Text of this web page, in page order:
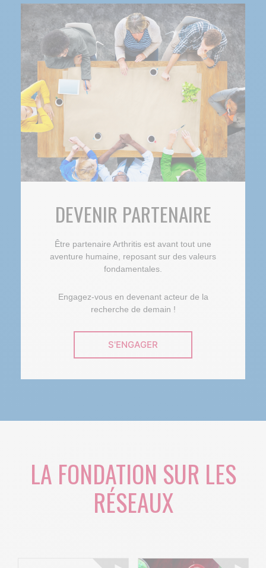
DEVENIR PARTENAIRE
Être partenaire Arthritis est avant tout une
aventure humaine, reposant sur des valeurs
fondamentales.
Engagez-vous en devenant acteur de la
recherche de demain !
S'ENGAGER
LA FONDATION SUR LES
RÉSEAUX